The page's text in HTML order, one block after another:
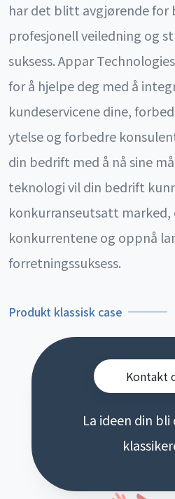
har det blitt avgjørende for
profesjonell veiledning og
suksess. Appar
for å hjelpe deg med å
kundeservicene dine,
ytelse og forbedre
din bedrift med å nå sine
teknologi vil din bedrift
konkurranseutsatt marked,
konkurrentene og oppnå
forretningssuksess.
Produkt klassisk case
Kontakt
La ideen din